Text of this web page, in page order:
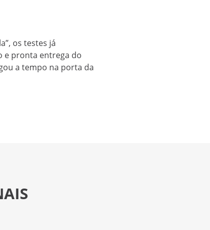
os testes já
e pronta entrega do
a tempo na porta da